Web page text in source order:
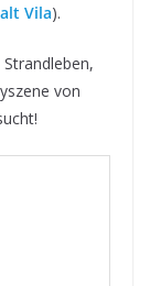
Vila).
von